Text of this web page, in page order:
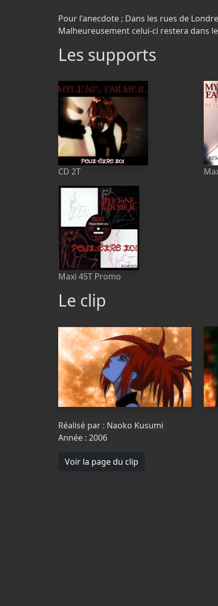
Pour l'anecdote ; Dans les rues de
Malheureusement celui-ci restera dans
Les supports
CD 2T
Maxi 45T Promo
Le clip
Réalisé par : Naoko Kusumi
Année : 2006
Voir la page du clip